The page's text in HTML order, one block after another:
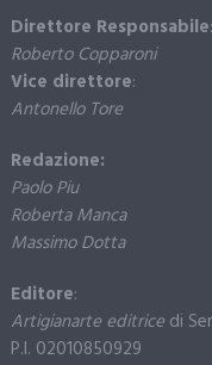
Direttore Responsabile:
Roberto Copparoni
Vice direttore:
Antonello Tore
Redazione:
Paolo Piu
Roberta Manca
Massimo Dotta
Editore:
Artigianarte editricedi
P.I. 02010850929